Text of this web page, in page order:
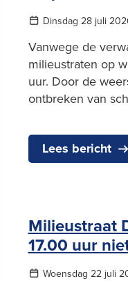
Dinsdag 28 juli
Vanwege de
milieustraten op
uur. Door de
ontbreken van
Lees bericht
Milieustraat
17.00 uur
Woensdag 22 juli